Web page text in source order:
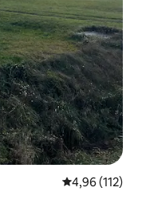
Gemiddelde
4,96 (112)